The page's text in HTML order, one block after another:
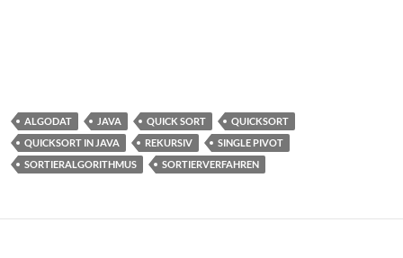
ALGODAT JAVA QUICK SORT
QUICKSORT
QUICKSORT IN JAVA
REKURSIV
SINGLE PIVOT
SORTIERALGORITHMUS
SORTIERVERFAHREN